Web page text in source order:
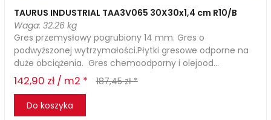
TAURUS INDUSTRIAL TAA3V065 30X30x1,4 cm R10/B
Waga: 32.26 kg
Gres przemysłowy pogrubiony 14 mm. Gres o
podwyższonej wytrzymałości.Płytki gresowe odporne na
duże obciążenia. Gres chemoodporny i olejood...
142,90 zł / m2 *
187,45 zł *
Do koszyka